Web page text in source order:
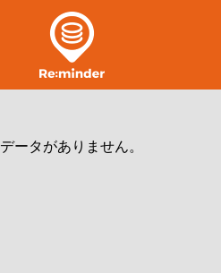
データがありません。